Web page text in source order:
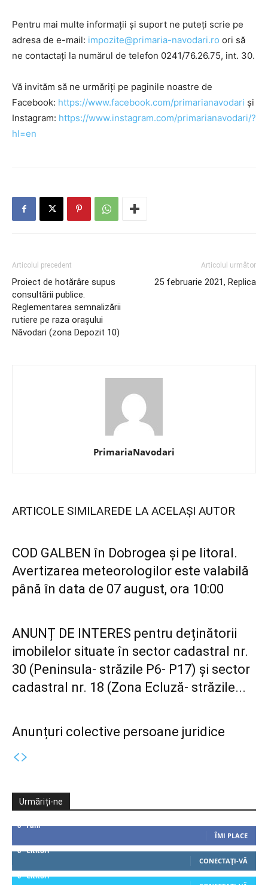
Pentru mai multe informații și suport ne puteți scrie pe
adresa de e-mail: impozite@primaria-navodari.ro ori să
ne contactați la numărul de telefon 0241/76.26.75, int. 30.
Vă invităm să ne urmăriți pe paginile noastre de
Facebook: https://www.facebook.com/primarianavodari și
Instagram: https://www.instagram.com/primarianavodari/?
hl=en
Articolul precedent
Proiect de hotărâre supus
consultării publice.
Reglementarea semnalizării
rutiere pe raza orașului
Năvodari (zona Depozit 10)
Articolul următor
25 februarie 2021, Replica
PrimariaNavodari
ARTICOLE SIMILAREDE LA ACELAȘI AUTOR
COD GALBEN în Dobrogea și pe litoral.
Avertizarea meteorologilor este valabilă
până în data de 07 august, ora 10:00
ANUNȚ DE INTERES pentru deținătorii
imobilelor situate în sector cadastral nr.
30 (Peninsula- străzile P6- P17) și sector
cadastral nr. 18 (Zona Ecluză- străzile...
Anunțuri colective persoane juridice
Urmăriți-ne
0 Fani
ÎMI PLACE
0 Cititori
CONECTAȚI-VĂ
0 Cititori